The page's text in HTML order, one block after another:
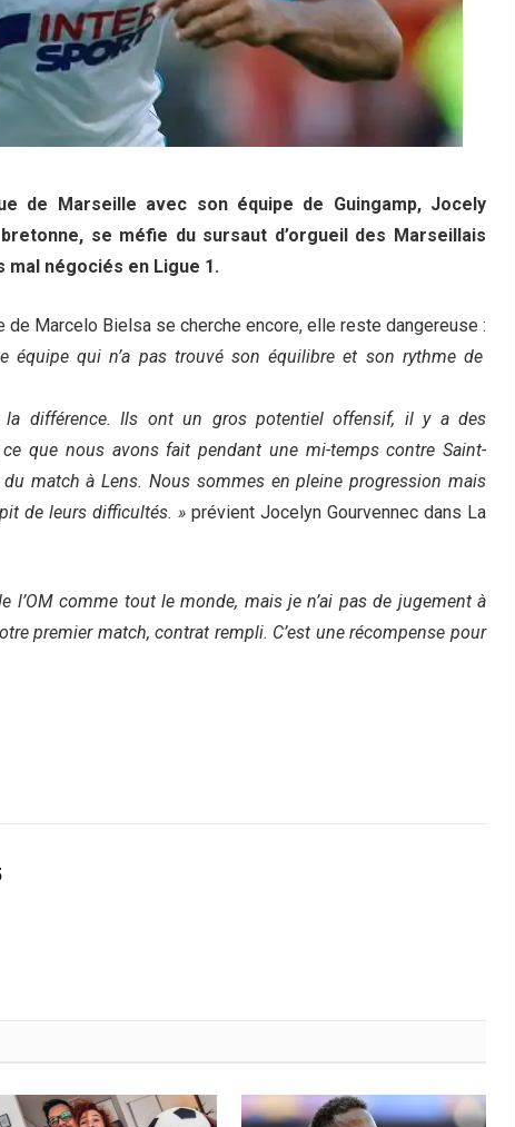
de Marseille avec son équipe de Guingamp, Jocely
se méfie du sursaut d’orgueil des Marseillais
négociés en Ligue 1.
de Marcelo Bielsa se cherche encore, elle reste dangereuse :
équipe qui n’a pas trouvé son équilibre et son rythme de
la différence. Ils ont un gros potentiel offensif, il y a des
que nous avons fait pendant une mi-temps contre Saint-
match à Lens. Nous sommes en pleine progression mais
de leurs difficultés. » prévient Jocelyn Gourvennec dans La
l’OM comme tout le monde, mais je n’ai pas de jugement à
premier match, contrat rempli. C’est une récompense pour